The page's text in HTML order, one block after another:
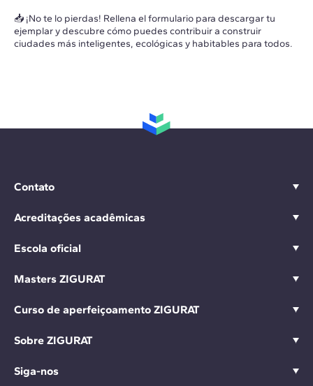
📥 ¡No te lo pierdas! Rellena el formulario para descargar tu
ejemplar y descubre cómo puedes contribuir a construir
ciudades más inteligentes, ecológicas y habitables para todos.
Contato
Acreditações acadêmicas
Escola oficial
Masters ZIGURAT
Curso de aperfeiçoamento ZIGURAT
Sobre ZIGURAT
Siga-nos